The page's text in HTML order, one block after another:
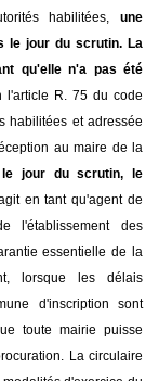
habilitées, une
le jour du scrutin. La
qu'elle n'a pas été
l'article R. 75 du code
habilitées et adressée
au maire de la
jour du scrutin, le
en tant qu'agent de
l'établissement des
essentielle de la
lorsque les délais
d'inscription sont
toute mairie puisse
La circulaire